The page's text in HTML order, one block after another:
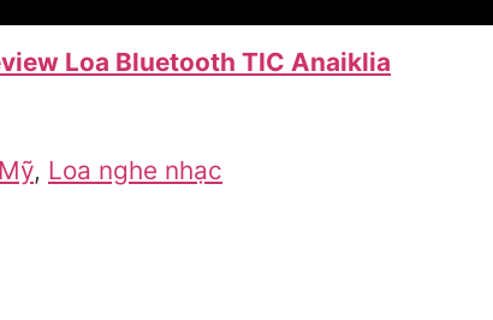
Loa Bluetooth TIC Anaiklia
, Loa nghe nhạc